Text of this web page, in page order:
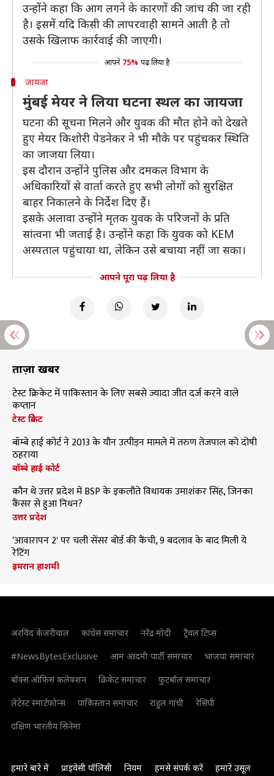
उन्होंने कहा कि आग लगने के कारणों की जांच की जा रही
है। इसमें यदि किसी की लापरवाही सामने आती है तो
उसके खिलाफ कार्रवाई की जाएगी।
आपने 75% पढ़ लिया है
जायजा
मुंबई मेयर ने लिया घटना स्थल का जायजा
घटना की सूचना मिलने और युवक की मौत होने को देखते
हुए मेयर किशोरी पेडनेकर ने भी मौके पर पहुंचकर स्थिति
का जाजया लिया।
इस दौरान उन्होंने पुलिस और दमकल विभाग के
अधिकारियों से वार्ता करते हुए सभी लोगों को सुरक्षित
बाहर निकालने के निर्देश दिए हैं।
इसके अलावा उन्होंने मृतक युवक के परिजनों के प्रति
सांत्वना भी जताई है। उन्होंने कहा कि युवक को KEM
अस्पताल पहुंचाया था, लेकिन उसे बचाया नहीं जा सका।
आपने पूरा पढ़ लिया है
ताज़ा खबरें
टेस्ट क्रिकेट में पाकिस्तान के लिए सबसे ज्यादा जीत दर्ज करने वाले
कप्तान
टेस्ट क्रिकेट
बॉम्बे हाई कोर्ट ने 2013 के यौन उत्पीड़न मामले में तरुण तेजपाल को दोषी
ठहराया
बॉम्बे हाई कोर्ट
कौन थे उत्तर प्रदेश में BSP के इकलौते विधायक उमाशंकर सिंह, जिनका
कैंसर से हुआ निधन?
उत्तर प्रदेश
'आवारापन 2' पर चली सेंसर बोर्ड की कैंची, 9 बदलाव के बाद मिली ये
रेटिंग
इमरान हाशमी
अरविंद केजरीवाल कांग्रेस समाचार नरेंद्र मोदी
ट्रैवल टिप्स
#NewsBytesExclusive
आम आदमी पार्टी समाचार
भाजपा समाचार
बॉक्स ऑफिस कलेक्शन
क्रिकेट समाचार
फुटबॉल समाचार
लेटेस्ट स्मार्टफोन्स
पाकिस्तान समाचार राहुल गांधी
रेसिपी
दक्षिण भारतीय सिनेमा
हमारे बारे में प्राइवेसी पॉलिसी नियम हमसे संपर्क करें हमारे उसूल